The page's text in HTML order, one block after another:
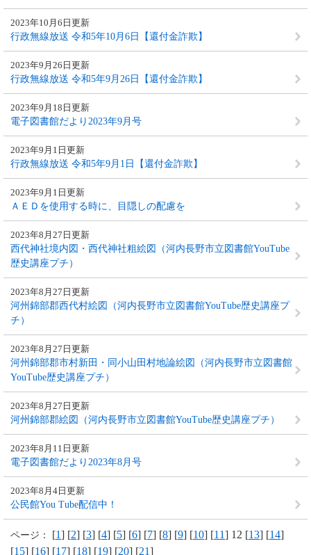
行政無線放送 令和5年10月6日【還付金詐欺】
2023年10月6日更新
行政無線放送 令和5年9月26日【還付金詐欺】
2023年9月26日更新
電子図書館だより2023年9月号
2023年9月18日更新
行政無線放送 令和5年9月1日【還付金詐欺】
2023年9月1日更新
ＡＥＤを使用する時に、目隠しの配慮を
2023年9月1日更新
西代神社境内図・西代神社粗絵図（河内長野市立図書館YouTube
歴史講座プチ）
2023年8月27日更新
河州錦部郡西代村絵図（河内長野市立図書館YouTube歴史講座プ
チ）
2023年8月27日更新
河州錦部郡市村新田・同小山田村地論絵図（河内長野市立図書館
YouTube歴史講座プチ）
2023年8月27日更新
河州錦部郡絵図（河内長野市立図書館YouTube歴史講座プチ）
2023年8月27日更新
電子図書館だより2023年8月号
2023年8月11日更新
公民館You Tube配信中！
2023年8月4日更新
ページ： [1] [2] [3] [4] [5] [6] [7] [8] [9] [10] [11] 12 [13] [14]
[15] [16] [17] [18] [19] [20] [21]